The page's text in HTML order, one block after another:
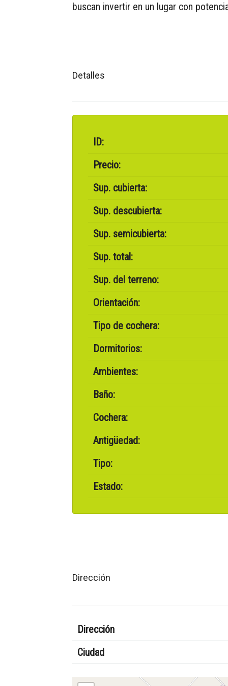
buscan invertir en un lugar con
Detalles
ID:
Precio:
Sup. cubierta:
Sup. descubierta:
Sup. semicubierta:
Sup. total:
Sup. del terreno:
Orientación:
Tipo de cochera:
Dormitorios:
Ambientes:
Baño:
Cochera:
Antigüedad:
Tipo:
Estado:
Dirección
Dirección
Ciudad